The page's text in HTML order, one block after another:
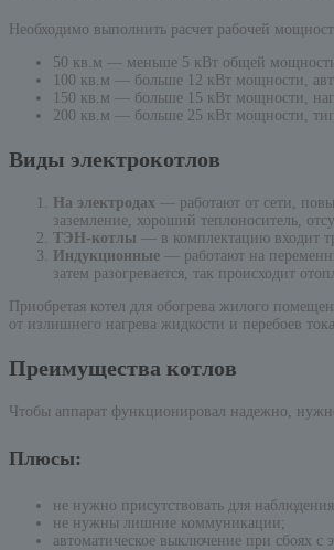
Необходимо выполнить расчет рабочей
50 кв.м — меньше 5 кВт общей
100 кв.м — больше 12 кВт мощности,
150 кв.м — больше 15 кВт мощности,
200 кв.м — больше 25 кВт мощности,
Виды электрокотлов
На электродах — работают от сети,
заземление, хороший теплоноситель,
ТЭН-котлы — в комплектацию входит
Индукционные — работают на
затем разогревается, так происходит
Приобретая котел для обогрева жилого
от излишнего нагрева жидкости и перебоев
Преимущества котлов
Чтобы аппарат функционировал надежно,
Плюсы:
не нужно присутствовать для
не нужны лишние коммуникации;
автоматическое выключение при сбоях с